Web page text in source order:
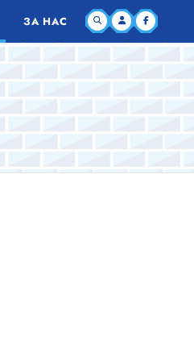
ЗА НАС